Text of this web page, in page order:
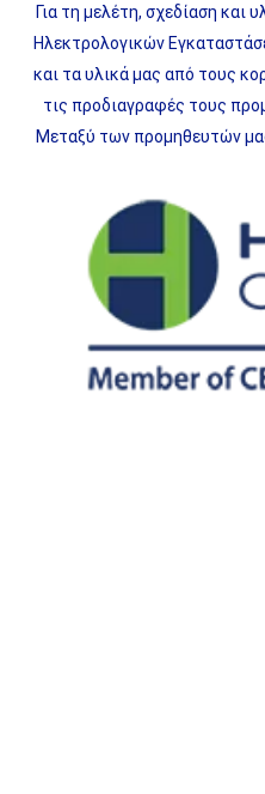
Για τη μελέτη, σχεδίαση και
Ηλεκτρολογικών
και τα υλικά μας από τους
τις προδιαγραφές τους
Μεταξύ των προμηθευτών